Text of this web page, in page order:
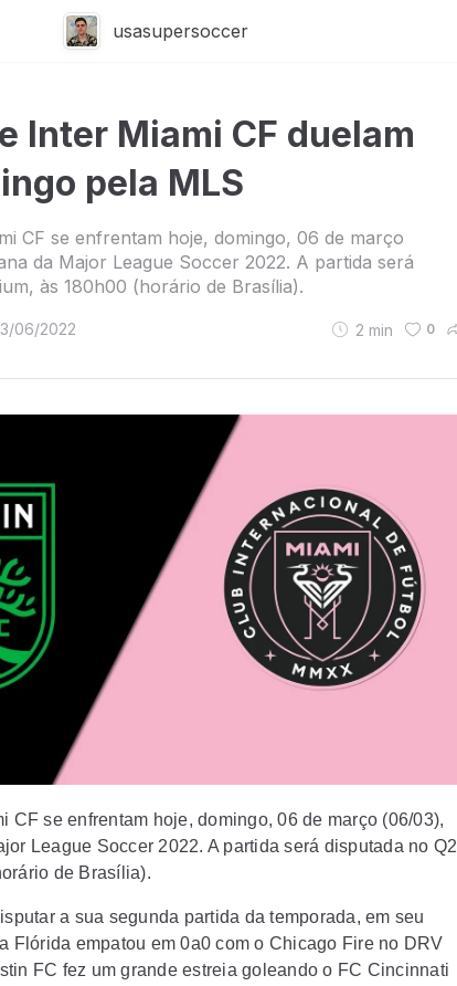
usasupersoccer
Inter Miami CF duelam
pela MLS
CF se enfrentam hoje, domingo, 06 de março
da Major League Soccer 2022. A partida será
às 180h00 (horário de Brasília).
06/2022 2 min 0
CF se enfrentam hoje, domingo, 06 de março (06/03),
League Soccer 2022. A partida será disputada no Q2
de Brasília).
a sua segunda partida da temporada, em seu
Flórida empatou em 0a0 com o Chicago Fire no DRV
FC fez um grande estreia goleando o FC Cincinnati